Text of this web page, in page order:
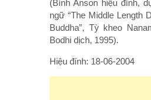
(Bình Anson hiệu đính,
ngữ “The Middle Length
Buddha”, Tỳ kheo
Bodhi dịch, 1995).
Hiệu đính: 18-06-2004